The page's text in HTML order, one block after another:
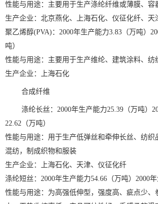
性能与用途：主要用于生产涤纶纤维或薄膜、容
生产企业：北京燕化、上海石化、仪征化纤、天
聚乙烯醇(PVA)：2000年生产能力3.83（万吨）
吨）
性能与用途：主要用于生产维纶、建筑涂料、纺
生产企业：上海石化
合成纤维
涤纶长丝：2000年生产能力25.39（万吨）
22.62（万吨）
性能与用途：用于生产低弹丝和牵伸长丝、纺织
混纺，制成织物和服装
生产企业：上海石化、天津、仪征化纤
涤纶短丝：2000年生产能力54.66（万吨）2000年
性能与用途：为高强低伸型，强度高、疵点少、